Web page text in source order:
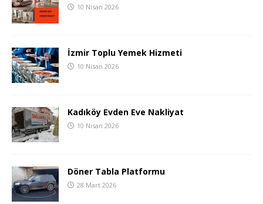
10 Nisan 2026
İzmir Toplu Yemek Hizmeti
10 Nisan 2026
Kadıköy Evden Eve Nakliyat
10 Nisan 2026
Döner Tabla Platformu
28 Mart 2026